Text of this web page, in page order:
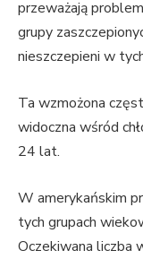
przeważają
grupy
nieszczepieni w
Ta wzmożona
widoczna wśród
24 lat.
W amerykańskim
tych grupach
Oczekiwana liczba